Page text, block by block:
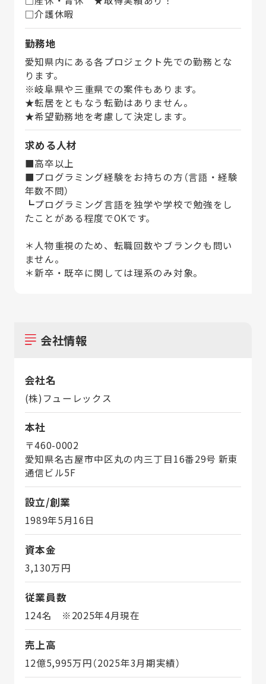
□介護休暇
勤務地
愛知県内にある各プロジェクト先での勤務とな
ります。
※岐阜県や三重県での案件もあります。
★転居をともなう転勤はありません。
★希望勤務地を考慮して決定します。
求める人材
■高卒以上
■プログラミング経験をお持ちの方（言語・経験
年数不問）
┗プログラミング言語を独学や学校で勉強をし
たことがある程度でOKです。
＊人物重視のため、転職回数やブランクも問い
ません。
＊新卒・既卒に関しては理系のみ対象。
会社情報
会社名
(株)フューレックス
本社
〒460-0002
愛知県名古屋市中区丸の内三丁目16番29号 新東
通信ビル5F
設立/創業
1989年5月16日
資本金
3,130万円
従業員数
124名 ※2025年4月現在
売上高
12億5,995万円（2025年3月期実績）